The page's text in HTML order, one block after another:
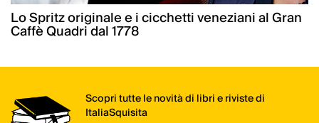
Lo Spritz originale e i cicchetti veneziani al Gran
Caffè Quadri dal 1778
Scopri tutte le novità di libri e riviste di
ItaliaSquisita